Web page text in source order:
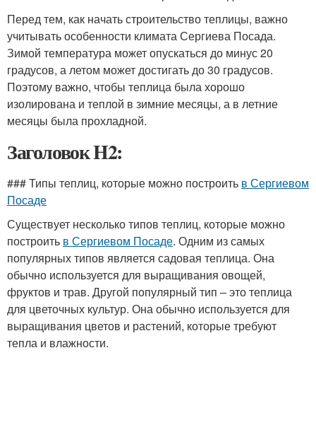
Перед тем, как начать строительство теплицы, важно
учитывать особенности климата Сергиева Посада.
Зимой температура может опускаться до минус 20
градусов, а летом может достигать до 30 градусов.
Поэтому важно, чтобы теплица была хорошо
изолирована и теплой в зимние месяцы, а в летние
месяцы была прохладной.
Заголовок H2:
### Типы теплиц, которые можно построить в Сергиевом
Посаде
Существует несколько типов теплиц, которые можно
построить в Сергиевом Посаде. Одним из самых
популярных типов является садовая теплица. Она
обычно используется для выращивания овощей,
фруктов и трав. Другой популярный тип – это теплица
для цветочных культур. Она обычно используется для
выращивания цветов и растений, которые требуют
тепла и влажности.